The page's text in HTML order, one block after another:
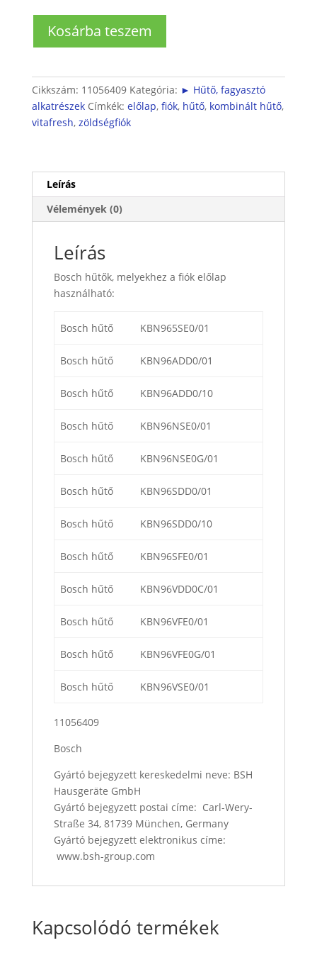
zöldségfiók
előlap
mennyiség
Kosárba teszem
Cikkszám: 11056409 Kategória: ► Hűtő, fagyasztó
alkatrészek Címkék: előlap, fiók, hűtő, kombinált hűtő,
vitafresh, zöldségfiók
Leírás
Vélemények (0)
Leírás
Bosch hűtők, melyekhez a fiók előlap
használható:
Bosch hűtő KBN965SE0/01
Bosch hűtő KBN96ADD0/01
Bosch hűtő KBN96ADD0/10
Bosch hűtő KBN96NSE0/01
Bosch hűtő KBN96NSE0G/01
Bosch hűtő KBN96SDD0/01
Bosch hűtő KBN96SDD0/10
Bosch hűtő KBN96SFE0/01
Bosch hűtő KBN96VDD0C/01
Bosch hűtő KBN96VFE0/01
Bosch hűtő KBN96VFE0G/01
Bosch hűtő KBN96VSE0/01
11056409
Bosch
Gyártó bejegyzett kereskedelmi neve: BSH
Hausgeräte GmbH
Gyártó bejegyzett postai címe: Carl-Wery-
Straße 34, 81739 München, Germany
Gyártó bejegyzett elektronikus címe:
www.bsh-group.com
Kapcsolódó termékek